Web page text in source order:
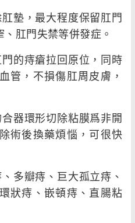
墊，最大程度保留肛門
肛門失禁等併發症。
的痔瘡拉回原位，同時
管，不損傷肛周皮膚，
器環形切除粘膜爲非開
術後換藥煩惱，可很快
多瓣痔、巨大孤立痔、
狀痔、嵌頓痔、直腸粘